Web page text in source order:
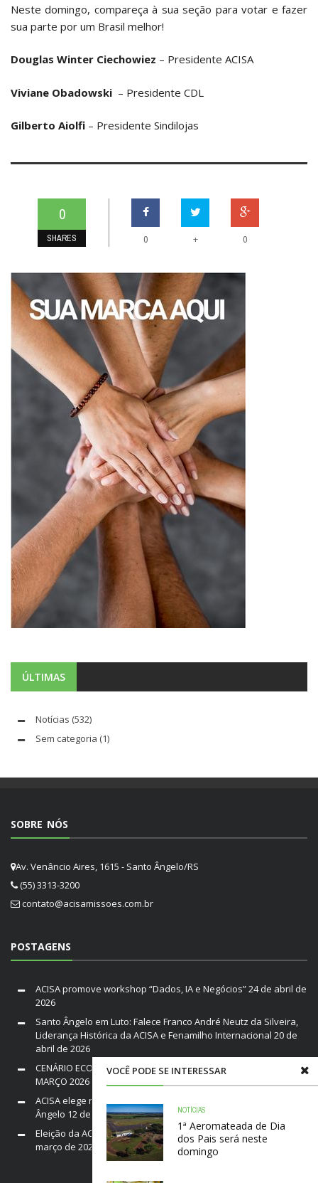
Neste domingo, compareça à sua seção para votar e fazer
sua parte por um Brasil melhor!
Douglas Winter Ciechowiez – Presidente ACISA
Viviane Obadowski – Presidente CDL
Gilberto Aiolfi – Presidente Sindilojas
0
SHARES 0 + 0
VOCÊ PODE SE INTERESSAR
NOTÍCIAS
1ª Aeromateada de Dia
dos Pais será neste
domingo
ÚLTIMAS
Notícias (532)
Sem categoria (1)
SOBRE NÓS
Av. Venâncio Aires, 1615 - Santo Ângelo/RS
(55) 3313-3200
contato@acisamissoes.com.br
POSTAGENS
ACISA promove workshop “Dados, IA e Negócios”24 de abril de
2026
Santo Ângelo em Luto: Falece Franco André Neutz da Silveira,
Liderança Histórica da ACISA e Fenamilho Internacional 20 de
abril de 2026
CENÁRIO ECONÔMICO DO BRASIL E RIO GRANDE DO SUL /
MARÇO 2026
ACISA elege nova diretoria para a gestão 2026–2028 em Santo
Ângelo 12 de março de 2026
Eleição da ACISA Gestão 2026/28 será nesta quarta-feira 10 de
março de 2026